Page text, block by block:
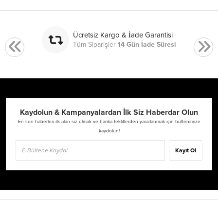
Ücretsiz Kargo & İade Garantisi
Tüm Siparişler14 Gün İade Süresi
Kaydolun & Kampanyalardan İlk Siz Haberdar Olun
En son haberleri ilk alan siz olmak ve harika tekliflerden yararlanmak için bültenimize
kaydolun!
Kayıt Ol